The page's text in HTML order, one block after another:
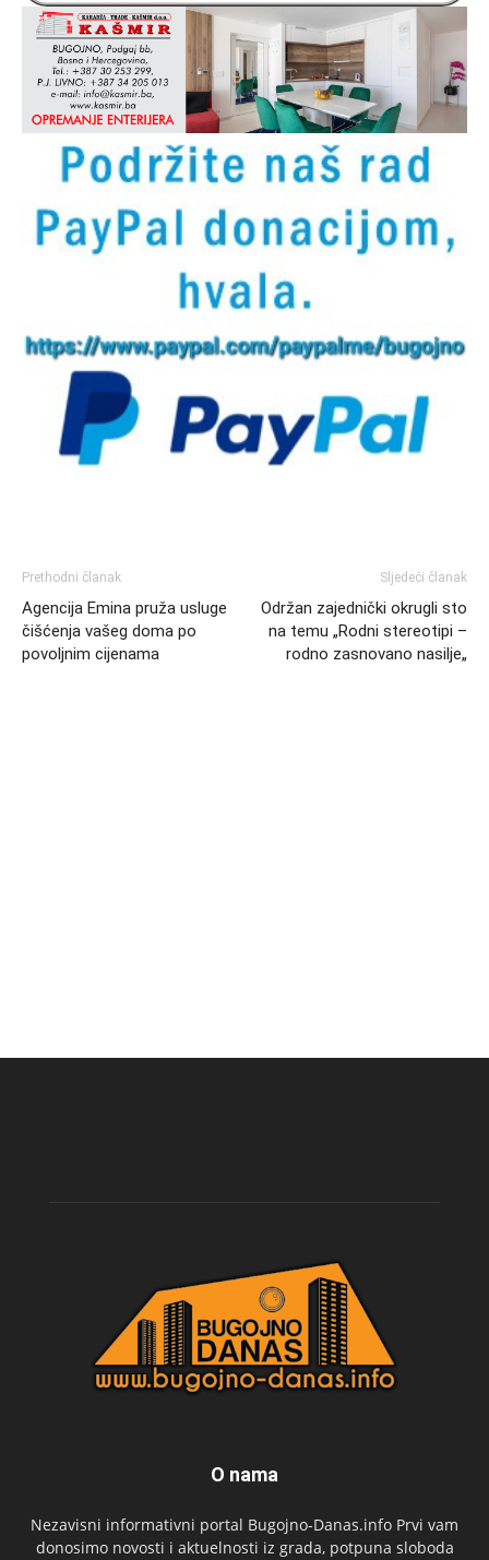
Prethodni članak
Agencija Emina pruža usluge
čišćenja vašeg doma po
povoljnim cijenama
Sljedeći članak
Održan zajednički okrugli sto
na temu „Rodni stereotipi –
rodno zasnovano nasilje„
O nama
Nezavisni informativni portal Bugojno-Danas.info Prvi vam
donosimo novosti i aktuelnosti iz grada, potpuna sloboda